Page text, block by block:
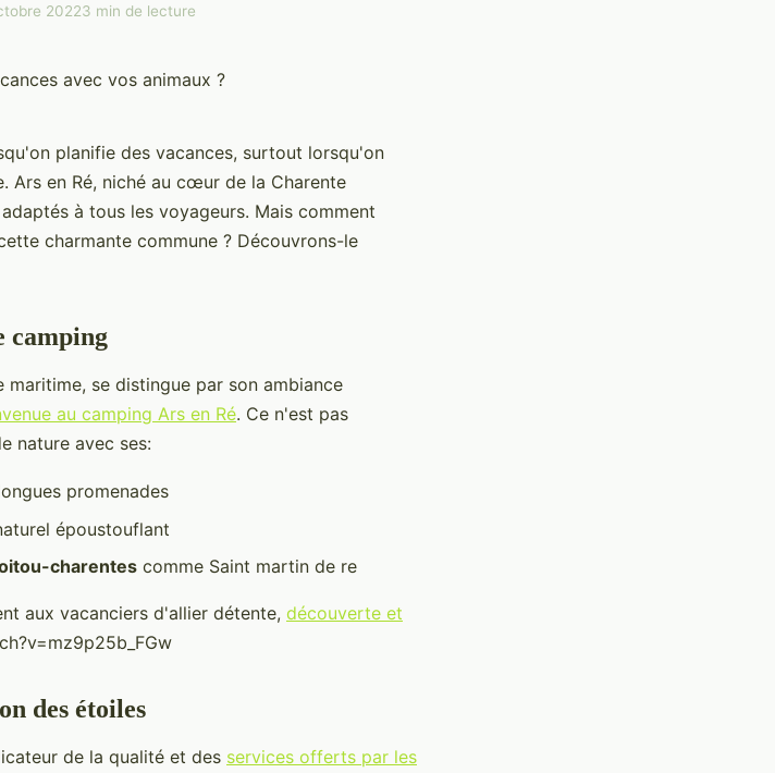
20223 min de lecture
planifie des vacances, surtout lorsqu'on
Ars en Ré, niché au cœur de la Charente
à tous les voyageurs. Mais comment
charmante commune ? Découvrons-le
camping
maritime, se distingue par son ambiance
au camping Ars en Ré. Ce n'est pas
nature avec ses:
promenades
époustouflant
charentes comme Saint martin de re
aux vacanciers d'allier détente, découverte et
des étoiles
de la qualité et des services offerts par les